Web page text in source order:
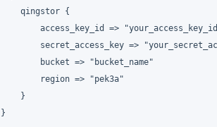
    qingstor {
access_key_id =>
secret_access_key =>
        bucket => "bucket_name"
        region => "pek3a"
    }
}